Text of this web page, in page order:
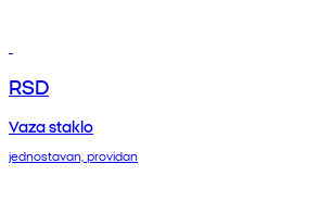
RSD
Vaza staklo
jednostavan, providan